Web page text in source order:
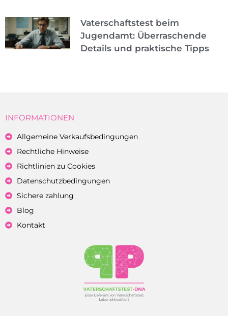
Vaterschaftstest beim
Jugendamt: Überraschende
Details und praktische Tipps
INFORMATIONEN
Allgemeine Verkaufsbedingungen
Rechtliche Hinweise
Richtlinien zu Cookies
Datenschutzbedingungen
Sichere zahlung
Blog
Kontakt